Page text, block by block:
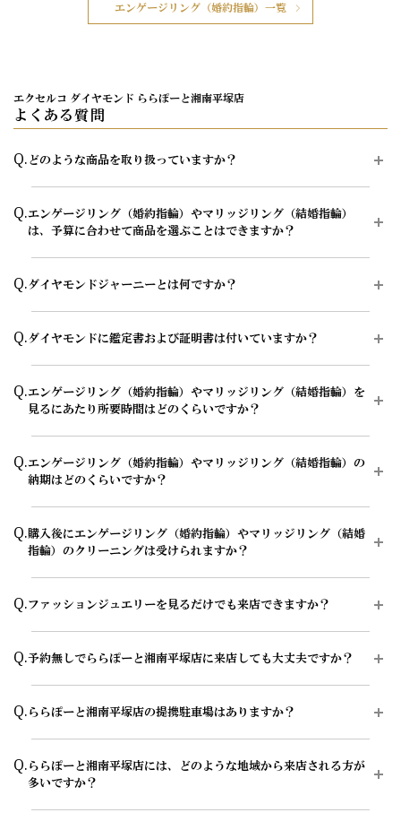
エンゲージリング（婚約指輪）一覧
エクセルコ ダイヤモンド ららぽーと湘南平塚店
よくある質問
Q.どのような商品を取り扱っていますか？
種類・マリッジリング（結婚指輪）約550種類、その他セットリン
グ・エタニティリングなどのブライダルジュエリーを中心に、ネック
級感のある豊富なダイヤモンドジュエリーを取り扱っています。
商品によって店舗での取り扱いや在庫状況が異なるため、気になる商
案内が可能です。
エンゲージリング（婚約指輪）の一覧ページはこちら
マリッジリング（結婚指輪）の一覧ページはこちら
エタニティリングの一覧ページはこちら
Q.エンゲージリング（婚約指輪）やマリッジリング（結婚指輪）
は、予算に合わせて商品を選ぶことはできますか？
輪）やマリッジリング（結婚指輪）の購入方法として、ダイヤモン
す。
希望の価格帯に合う商品をコンシェルジュがご提案いたします。
エンゲージリング（婚約指輪）のオーダーシステムはこちら
マリッジリング（結婚指輪）のオーダーシステムはこちら
Q.ダイヤモンドジャーニーとは何ですか？
ようにカッティングされたのかを確認できるシステムで、エクセルコ
め、選んだダイヤモンドの背景や輝きの理由を知ることができます。
また、紛争ダイヤモンドやリユース・リサイクルダイヤモンドではな
い、ヴァージン・ダイヤモンドであることの証明にもつながるとされ
※一定の基準を満たしたダイヤモンドに付与しています。
Q.ダイヤモンドに鑑定書および証明書は付いていますか？
ーダイヤモンドには、品質を示す「鑑定書（グレーディング・レポー
ト）」、ダイヤモンドの輝きを科学的に測定・評価する「サリネ・ラ
書」を発行しております。
※0.25ct未満およびHカラー以下、クラリティがSI1以下など、一部の
ダイヤモンドにはサリネ・ライトレポートの発行はありません。
輝きの評価システム「サリネ・ライト」についてはこちら
「ヴァージン・ダイヤモンド証明書」についてはこちら
Q.エンゲージリング（婚約指輪）やマリッジリング（結婚指輪）を
見るにあたり所要時間はどのくらいですか？
が可能ですのでお気軽にお申し付けください。
ご来店予約はこちら
Q.エンゲージリング（婚約指輪）やマリッジリング（結婚指輪）の
納期はどのくらいですか？
のため、ご注文いただいてから概ね1か月～2ヶ月程いただいており
ます。婚約指輪をプロポーズの際に贈られる場合は、予定日の2～3
と安心です。
お急ぎの場合はコンシェルジュにご相談ください。
Q.購入後にエンゲージリング（婚約指輪）やマリッジリング（結婚
指輪）のクリーニングは受けられますか？
15分程度でくすみや汚れを落としますので、お近くにお越しの際は
永久保証サービスについてはこちら
Q.ファッションジュエリーを見るだけでも来店できますか？
エクセルコ ダイヤモンドでは、エンゲージリング（婚約指輪）・マ
扱っています。
ご自身用のジュエリー選びはもちろん、記念日や誕生日などのギフト
扱いや在庫状況が異なる場合があるため、気になる商品がございまし
たら、来店前に店舗へ確認いただくとスムーズにご案内が可能です。
来店当日の場合は、来店したい店舗にお電話にてご連絡ください。混
Q.予約無しでららぽーと湘南平塚店に来店しても大丈夫ですか？
おります。ご予約のお客様は優先的にご案内しておりますので、ご希
約指輪）・マリッジリング（結婚指輪）・ダイヤモンドジュエリー・
ダイヤモンドティアラ等ございましたら、ご来店予約の際にお申し付
けいただけますと、よりスムーズにご案内が可能です。
Q.ららぽーと湘南平塚店の提携駐車場はありますか？
※無料駐車券発行はららぽーと湘南平塚に準ずる
Q.ららぽーと湘南平塚店には、どのような地域から来店される方が
多いですか？